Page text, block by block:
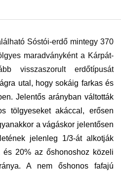
Sóstói-erdő mintegy 370
maradványként a Kárpát-
visszaszorult erdőtípusát
utal, hogy sokáig farkas és
Jelentős arányban váltották
tölgyeseket akáccal, erősen
a vágáskor jelentősen
jelenleg 1/3-át alkotják
és 20% az őshonoshoz közeli
A nem őshonos fafajú